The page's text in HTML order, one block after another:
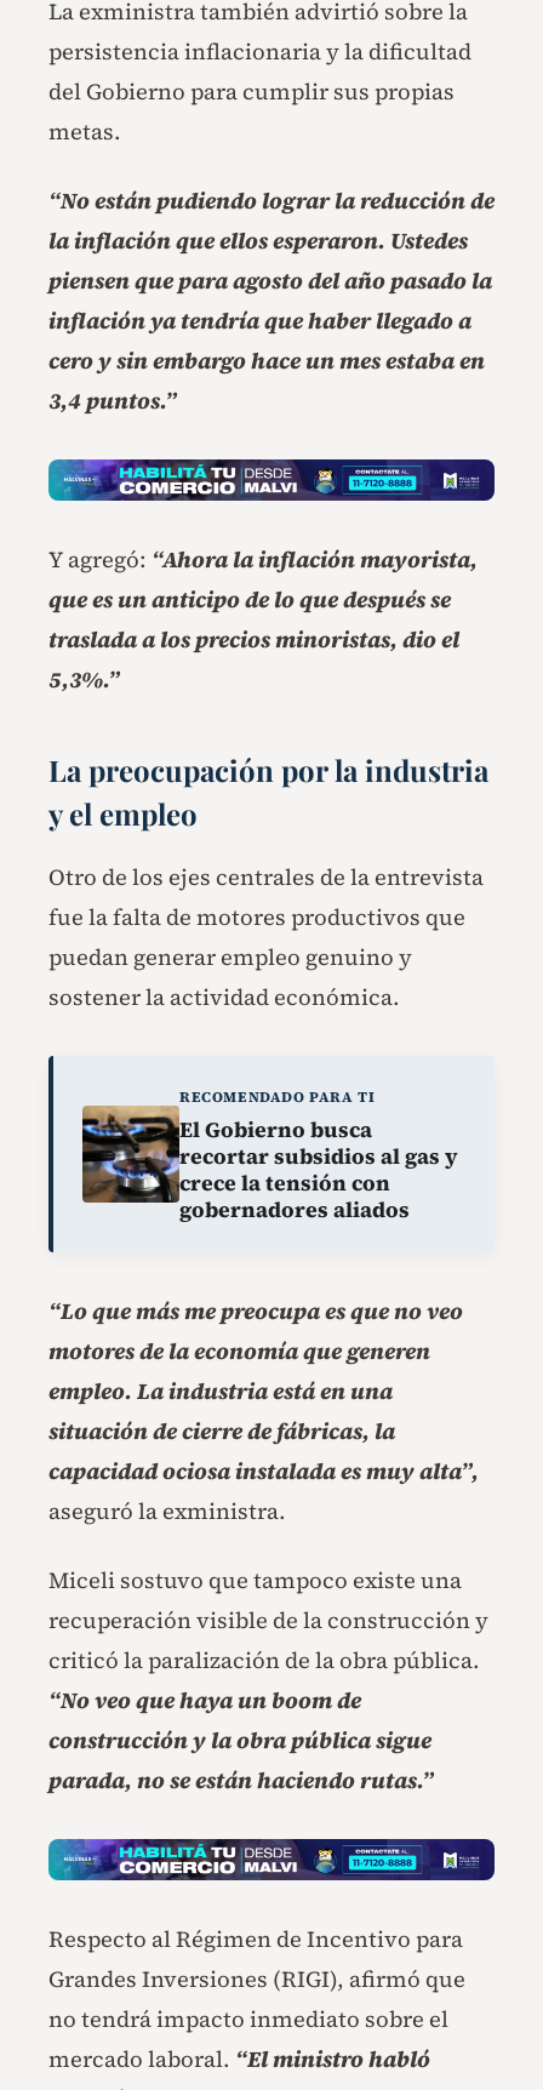
La exministra también advirtió sobre la
persistencia inflacionaria y la dificultad
del Gobierno para cumplir sus propias
metas.
“No están pudiendo lograr la reducción de
la inflación que ellos esperaron. Ustedes
piensen que para agosto del año pasado la
inflación ya tendría que haber llegado a
cero y sin embargo hace un mes estaba en
3,4 puntos.”
Y agregó: “Ahora la inflación mayorista,
que es un anticipo de lo que después se
traslada a los precios minoristas, dio el
5,3%.”
La preocupación por la industria
y el empleo
Otro de los ejes centrales de la entrevista
fue la falta de motores productivos que
puedan generar empleo genuino y
sostener la actividad económica.
RECOMENDADO PARA TI
El Gobierno busca
recortar subsidios al gas y
crece la tensión con
gobernadores aliados
“Lo que más me preocupa es que no veo
motores de la economía que generen
empleo. La industria está en una
situación de cierre de fábricas, la
capacidad ociosa instalada es muy alta”,
aseguró la exministra.
Miceli sostuvo que tampoco existe una
recuperación visible de la construcción y
criticó la paralización de la obra pública.
“No veo que haya un boom de
construcción y la obra pública sigue
parada, no se están haciendo rutas.”
Respecto al Régimen de Incentivo para
Grandes Inversiones (RIGI), afirmó que
no tendrá impacto inmediato sobre el
mercado laboral. “El ministro habló